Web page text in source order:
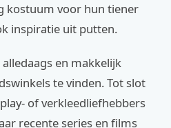
kostuum voor hun tiener
inspiratie uit putten.
en makkelijk
te vinden. Tot slot
of verkleedliefhebbers
recente series en films